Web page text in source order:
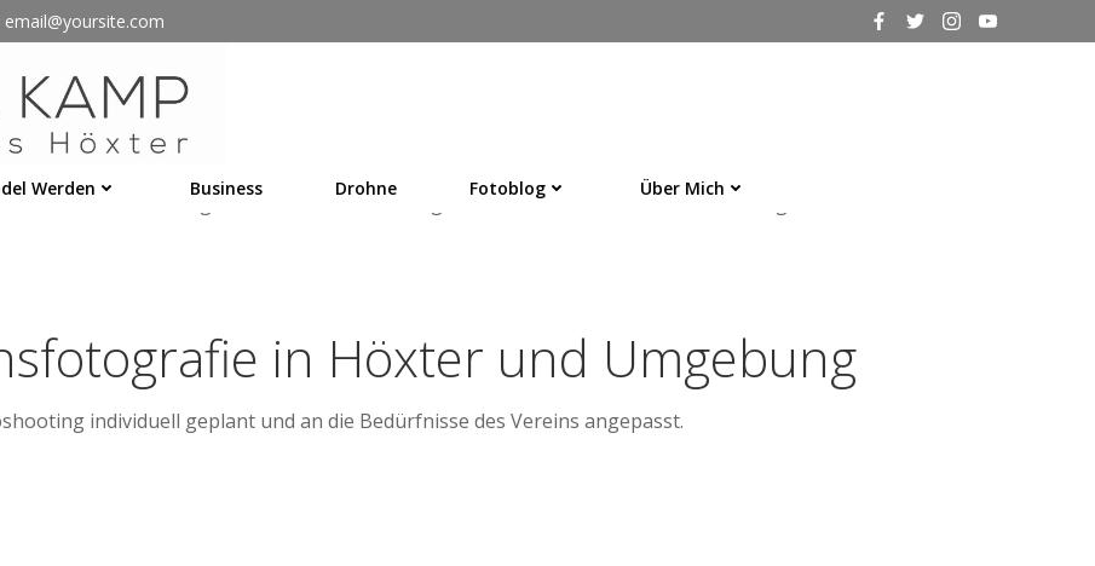
email@yoursite.com
Werden Business Drohne Fotoblog Über Mich
Professionelle Vereinsfotos präsentieren euren Verein modern und einheitlich – für die
oder Jubiläen.
oder andere Organisationen – hochwertige Bilder stärken die Außendarstellung und schaffen bleibende
in Höxter und Umgebung
individuell geplant und an die Bedürfnisse des Vereins angepasst.